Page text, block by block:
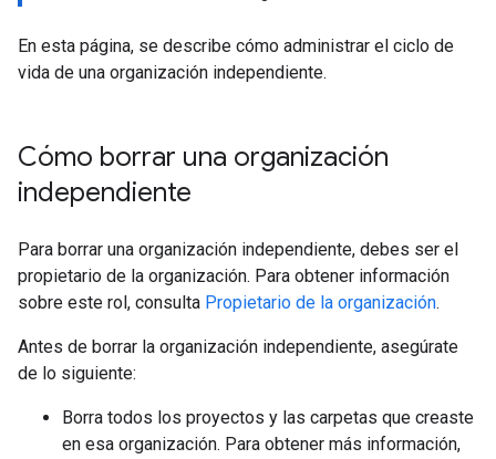
En esta página, se describe cómo administrar el ciclo de
vida de una organización independiente.
Cómo borrar una organización
independiente
Para borrar una organización independiente, debes ser el
propietario de la organización. Para obtener información
sobre este rol, consulta Propietario de la organización.
Antes de borrar la organización independiente, asegúrate
de lo siguiente:
Borra todos los proyectos y las carpetas que creaste
en esa organización. Para obtener más información,